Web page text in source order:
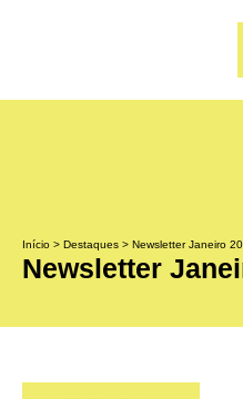
Início > Destaques > Newsletter Janeiro
Newsletter